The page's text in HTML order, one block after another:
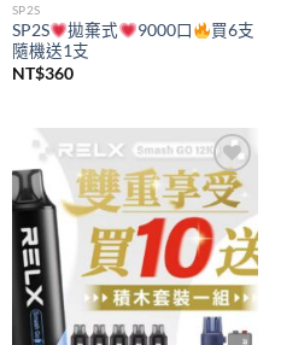
SP2S
SP2S 拋棄式 9000口
買6支
隨機送1支
NT$360
Add to
wishlist